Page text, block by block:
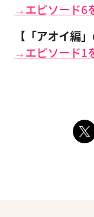
→エピソード6
【「アオイ編
→エピソード1